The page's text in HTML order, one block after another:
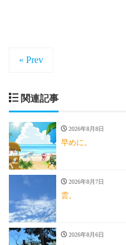
« Prev
関連記事
2026年8月8日
早めに。
2026年8月7日
雲。
2026年8月6日